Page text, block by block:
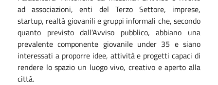
ad associazioni, enti del Terzo Settore, imprese,
startup, realtà giovanili e gruppi informali che, secondo
quanto previsto dall’Avviso pubblico, abbiano una
prevalente componente giovanile under 35 e siano
interessati a proporre idee, attività e progetti capaci di
rendere lo spazio un luogo vivo, creativo e aperto alla
città.